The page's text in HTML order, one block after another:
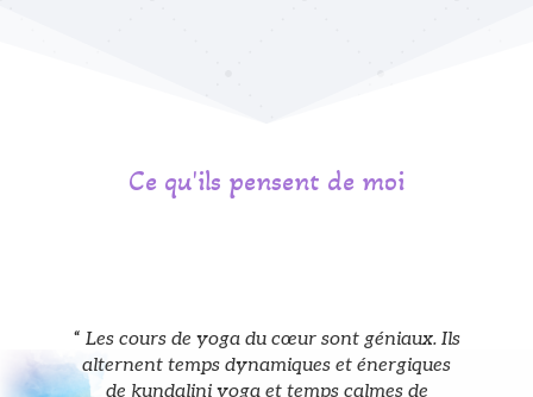
Ce qu'ils pensent de moi
“ Les cours de yoga du cœur sont géniaux. Ils
alternent temps dynamiques et énergiques
de kundalini yoga et temps calmes de